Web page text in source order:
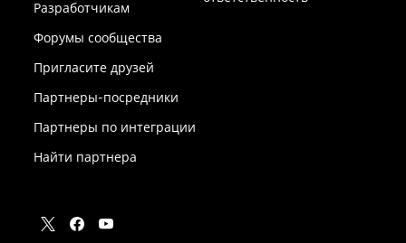
Разработчикам
Форумы сообщества
Пригласите друзей
Партнеры-посредники
Партнеры по интеграции
Найти партнера